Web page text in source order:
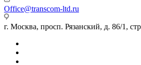
Office@transcom-ltd.ru
г. Москва, просп. Рязанский, д. 86/1,